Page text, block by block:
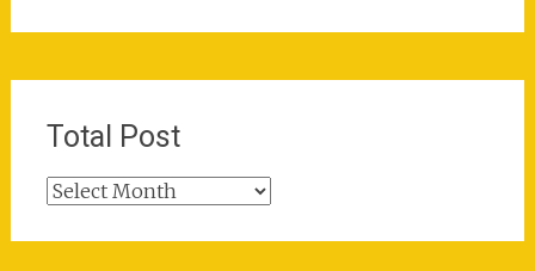
Total Post
Total